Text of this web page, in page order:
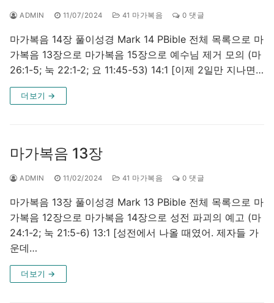
ADMIN 11/07/2024 41 마가복음 0 댓글
마가복음 14장 풀이성경 Mark 14 PBible 전체 목록으로 마
가복음 13장으로 마가복음 15장으로 예수님 제거 모의 (마
26:1-5; 눅 22:1-2; 요 11:45-53) 14:1 [이제 2일만 지나면…
더보기 →
마가복음 13장
ADMIN 11/02/2024 41 마가복음 0 댓글
마가복음 13장 풀이성경 Mark 13 PBible 전체 목록으로 마
가복음 12장으로 마가복음 14장으로 성전 파괴의 예고 (마
24:1-2; 눅 21:5-6) 13:1 [성전에서 나올 때였어. 제자들 가
운데…
더보기 →